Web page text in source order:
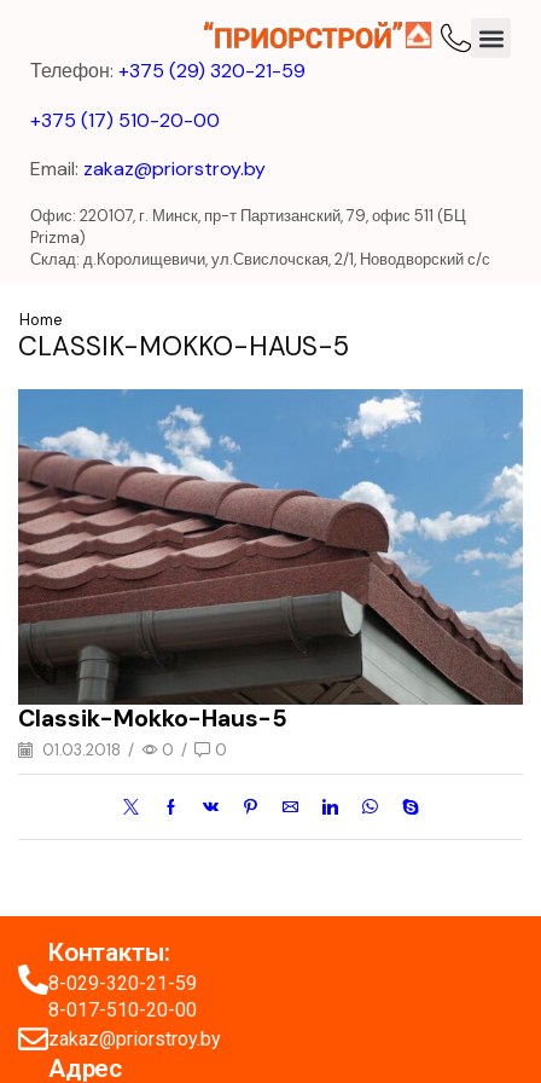
Телефон: +375 (29) 320-21-59
+375 (17) 510-20-00
Email: zakaz@priorstroy.by
Офис: 220107, г. Минск, пр-т Партизанский, 79, офис 511 (БЦ
Prizma)
Склад: д.Королищевичи, ул.Свислочская, 2/1, Новодворский с/с
Home
CLASSIK-MOKKO-HAUS-5
Classik-Mokko-Haus-5
01.03.2018 / 0 / 0
Контакты:
8-029-320-21-59
8-017-510-20-00
zakaz@priorstroy.by
Адрес